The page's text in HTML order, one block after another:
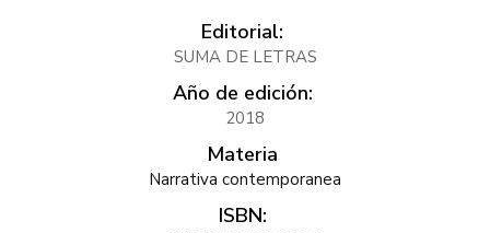
Editorial:
SUMA DE LETRAS
Año de edición:
2018
Materia
Narrativa contemporanea
ISBN: